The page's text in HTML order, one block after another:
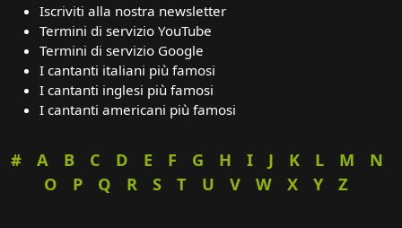
Iscriviti alla nostra newsletter
Termini di servizio YouTube
Termini di servizio Google
I cantanti italiani più famosi
I cantanti inglesi più famosi
I cantanti americani più famosi
# A B C D E F G H I J K L M
N
O
P Q R S T U V W X Y Z